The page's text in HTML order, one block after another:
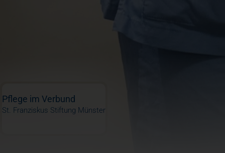
Pflege im Verbund
St. Franziskus Stiftung Münster